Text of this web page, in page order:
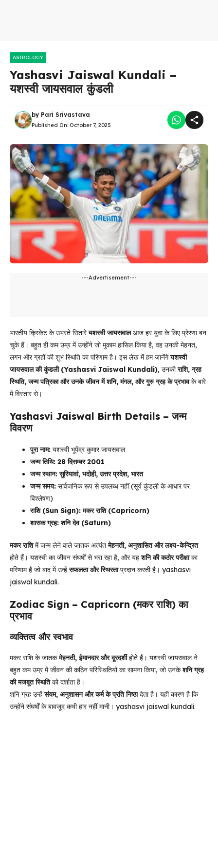
ASTROLOGY
Yashasvi Jaiswal Kundali –
यशस्वी जायसवाल कुंडली
by Pari Srivastava
Published On: October 7, 2025
---Advertisement---
भारतीय क्रिकेट के उभरते सितारेयशस्वी जायसवालआज हर युवा के लिए प्रेरणा बन
चुके हैं। बहुत ही कम उम्र में उन्होंने जो मुकाम हासिल किया है, वह उनकी मेहनत,
लगन और ग्रहों की शुभ स्थिति का परिणाम है। इस लेख में हम जानेंगेयशस्वी
जायसवाल की कुंडली (Yashasvi Jaiswal Kundali), उनकीराशि, ग्रह
स्थिति, जन्म पत्रिका और उनके जीवन में शनि, मंगल, और गुरु ग्रह के प्रभावके बारे
में विस्तार से।
Yashasvi Jaiswal Birth Details – जन्म
विवरण
पूरा नाम: यशस्वी भूपेंद्र कुमार जायसवाल
जन्म तिथि: 28 दिसम्बर 2001
जन्म स्थान: सुरियावां, भदोही, उत्तर प्रदेश, भारत
जन्म समय: सार्वजनिक रूप से उपलब्ध नहीं (सूर्य कुंडली के आधार पर
विश्लेषण)
राशि (Sun Sign): मकर राशि (Capricorn)
शासक ग्रह: शनि देव (Saturn)
मकर राशिमें जन्म लेने वाले जातक अत्यंतमेहनती, अनुशासित और लक्ष्य-केन्द्रित
होते हैं। यशस्वी का जीवन संघर्षों से भरा रहा है, और यहशनि की कठोर परीक्षाका
परिणाम है जो बाद में उन्हेंसफलता और स्थिरताप्रदान करती है। yashasvi
jaiswal kundali.
Zodiac Sign – Capricorn (मकर राशि) का
प्रभाव
व्यक्तित्व और स्वभाव
मकर राशि के जातकमेहनती, ईमानदार और दूरदर्शीहोते हैं। यशस्वी जायसवाल ने
बहुत कम उम्र में जीवन की कठिन परिस्थितियों का सामना किया, जो उनकेशनि ग्रह
की मजबूत स्थितिको दर्शाता है।
शनि ग्रह उन्हेंसंयम, अनुशासन और कर्म के प्रति निष्ठादेता है। यही कारण है कि
उन्होंने संघर्षों के बावजूद कभी हार नहीं मानी। yashasvi jaiswal kundali.